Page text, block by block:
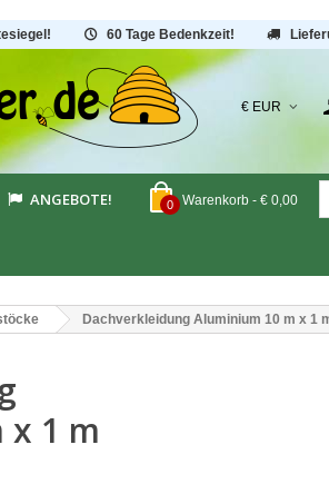
60 Tage Bedenkzeit!
€ EUR
0 Warenkorb - € 0,00
ANGEBOTE!
Dachverkleidung Aluminium 10 m x 1
1 m